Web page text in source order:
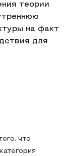
теории
на факт
для
что